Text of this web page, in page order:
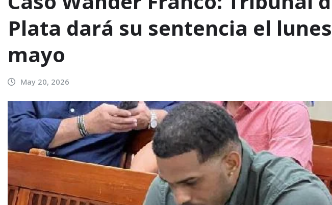
Plata dará su sentencia el
mayo
May 20, 2026